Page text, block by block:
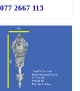
077 2667 113